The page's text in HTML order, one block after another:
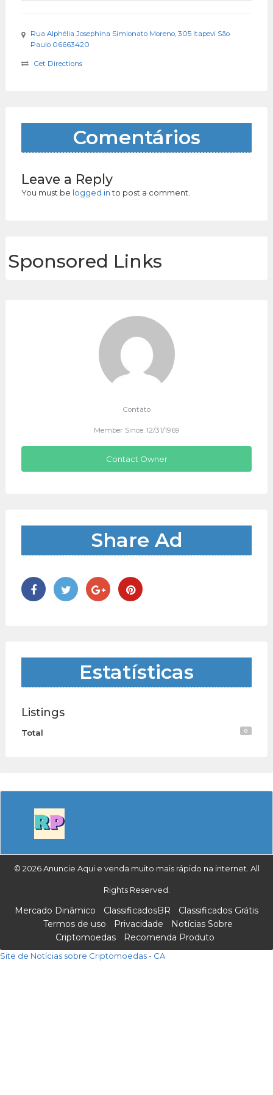
Rua Alphélia Josephina Simionato Moreno, 305 Itapevi São
Paulo 06663420
Get Directions
Comentários
Leave a Reply
You must be logged into post a comment.
Sponsored Links
Contato
Member Since: 12/31/1969
Contact Owner
Share Ad
Estatísticas
Listings
Total 0
© 2026 Anuncie Aqui e venda muito mais rápido na internet. All
Rights Reserved.
Mercado Dinâmico ClassificadosBR
Classificados Grátis
Termos de uso
Privacidade
Notícias Sobre
Criptomoedas
Recomenda Produto
Site de Notícias sobre Criptomoedas - CA